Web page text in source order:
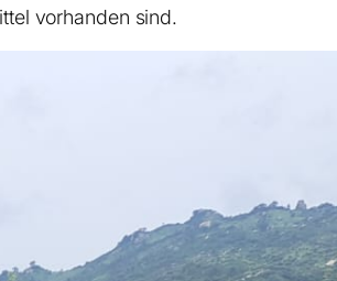
vorhanden sind.